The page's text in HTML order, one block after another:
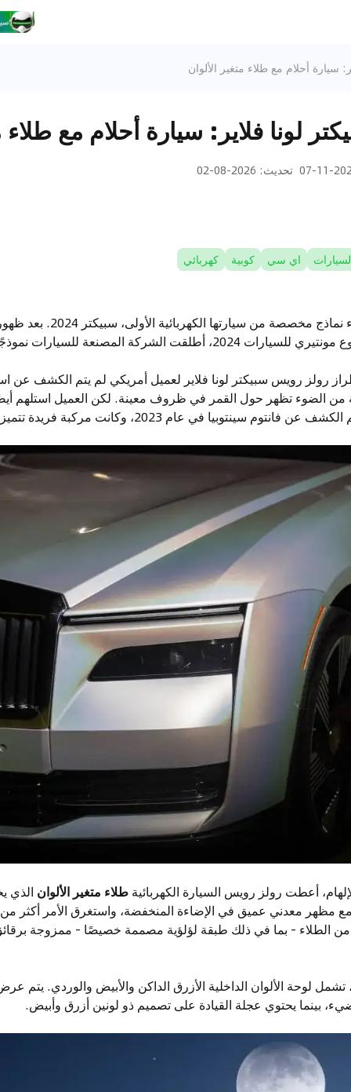
سيارة أحلام مع طلاء متغير الألوان
لونا فلاير: سيارة أحلام مع طلاء
2024- تحديث:
2026-08-02
اي سي كوبية كهربائي
تعمل رولز رويس على إنشاء
للسيارات نموذجًا فريدًا آخر يُدعى لونا فلاير.
رولز رويس سبيكتر لونا فلاير لعميل أمريكي لم يتم الكشف
من الضوء تظهر حول القمر في ظروف معينة. لكن العميل استلهم
في عام 2023، وكانت مركبة فريدة تتميز بطلاء معقد متلألئ.
أعطت رولز رويس السيارة الكهربائية طلاء متغير الألوان الذي
معدني عميق في الإضاءة المنخفضة، واستغرق الأمر أكثر من
الطلاء - بما في ذلك طبقة لؤلؤية مصممة خصيصًا - ممزوجة
لوحة الألوان الداخلية الأزرق الداكن والأبيض والوردي. يتم
بينما يحتوي عجلة القيادة على تصميم ذو لونين أزرق وأبيض.